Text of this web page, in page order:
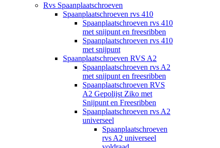
Rvs Spaanplaatschroeven
Spaanplaatschroeven rvs 410
Spaanplaatschroeven rvs 410
met snijpunt en freesribben
Spaanplaatschroeven rvs 410
met snijpunt
Spaanplaatschroeven RVS A2
Spaanplaatschroeven rvs A2
met snijpunt en freesribben
Spaanplaatschroeven RVS
A2 Gepolijst Ziko met
Snijpunt en Freesribben
Spaanplaatschroeven rvs A2
universeel
Spaanplaatschroeven
rvs A2 universeel